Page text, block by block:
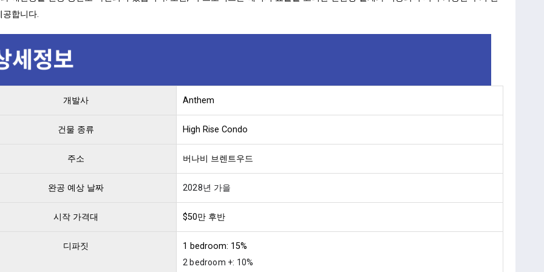
공합니다.
개발사 Anthem
건물 종류 High Rise Condo
주소 버나비 브렌트우드
완공 예상 날짜 2028년 가을
시작 가격대 $50만 후반
디파짓 1 bedroom: 15%
2 bedroom +: 10%